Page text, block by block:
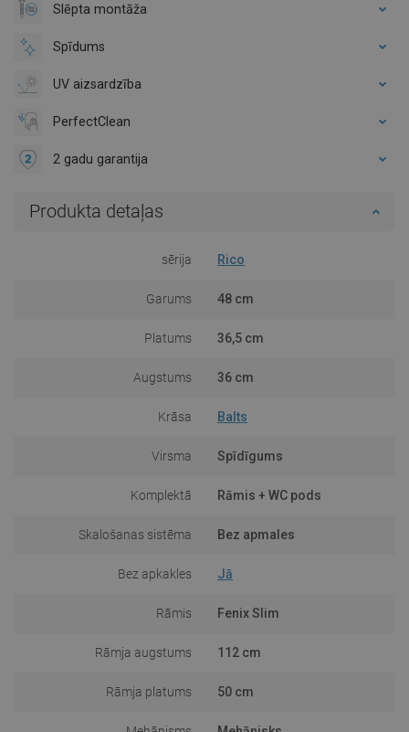
Slēpta montāža
Spīdums
UV aizsardzība
PerfectClean
2 gadu garantija
Produkta detaļas
sērija Rico
Garums 48 cm
Platums 36,5 cm
Augstums 36 cm
Krāsa Balts
Virsma Spīdīgums
Komplektā Rāmis + WC pods
Skalošanas sistēma Bez apmales
Bez apkakles Jā
Rāmis Fenix Slim
Rāmja augstums 112 cm
Rāmja platums 50 cm